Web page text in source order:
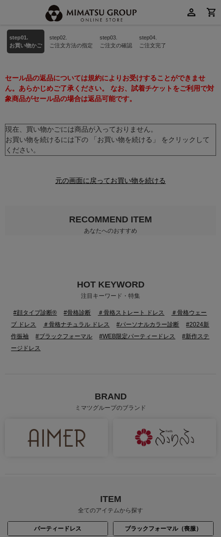
step01.
お買い物かご
step02.
ご注文方法の指定
step03.
ご注文の確認
step04.
ご注文完了
セール品の返品については規約によりお受けすることができませ
ん。あらかじめご了承ください。 なお、試着チケットをご利用で対
象商品がセール品の場合は返品可能です。
現在、買い物かごには商品が入っておりません。
お買い物を続けるには下の 「お買い物を続ける」 をクリックして
ください。
元の画面に戻ってお買い物を続ける
RECOMMEND ITEM
あなたへのおすすめ
HOT KEYWORD
注目キーワード・特集
#顔タイプ診断® #骨格診断 ＃骨格ストレート ドレス
＃骨格ウェー
ブ ドレス
＃骨格ナチュラル ドレス #パーソナルカラー診断
#2024新
作振袖
#ブラックフォーマル #WEB限定パーティードレス
#新作ステ
ージドレス
BRAND
ミマツグループのブランド
ITEM
全てのアイテムから探す
パーティードレス ブラックフォーマル（喪服）